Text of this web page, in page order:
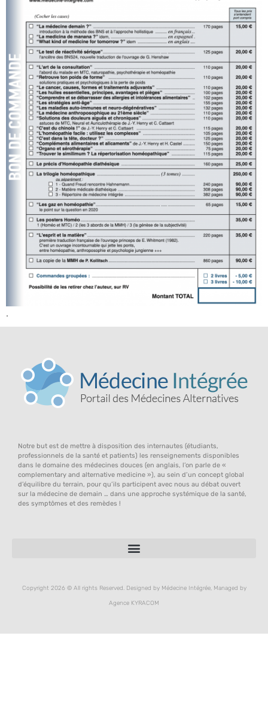
.
Notre but est de mettre à disposition des internautes (étudiants,
professionnels de la santé et patients) les renseignements disponibles
dans le domaine des médecines douces (en anglais, l’on parle de «
complementary and alternative medicine »), au sein d’un concept global
d’équilibre du terrain, pour qu’ils participent avec nous au débat ouvert
sur la médecine de demain … dans une approche systémique de la santé,
des symptômes et des remèdes !
Copyright 2026 © All rights Reserved. Designed by Médecine Intégrée, Managed by
Agence KYRACOM